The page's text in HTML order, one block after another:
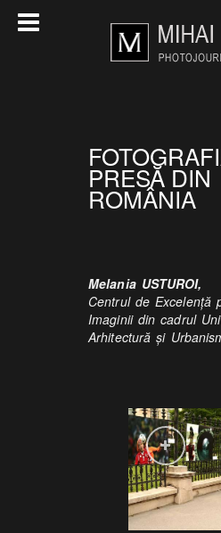
PRESĂ DIN
ROMÂNIA
Melania USTUROI,
Centrul de Excelenţă
Imaginii din cadrul
Arhitectură și